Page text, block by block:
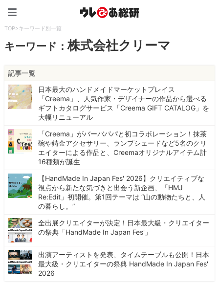
TOP>キーワード別一覧
キーワード：株式会社クリーマ
記事一覧
日本最大のハンドメイドマーケットプレイス
「Creema」、人気作家・デザイナーの作品から選べる
ギフトカタログサービス「Creema GIFT CATALOG」を
大幅リニューアル
「Creema」がバーバパパと初コラボレーション！抹茶
碗や鋳金アクセサリー、ランプシェードなど5名のクリ
エイターによる作品と、Creemaオリジナルアイテム計
16種類が誕生
【HandMade In Japan Fes' 2026】クリエイティブな
視点から新たな気づきと出会う新企画、「HMJ
Re:Edit」初開催。第1回テーマは “山の動物たちと、人
の暮らし。”
全出展クリエイターが決定！日本最大級・クリエイター
の祭典「HandMade In Japan Fes'」
出演アーティストを発表、タイムテーブルも公開！日本
最大級・クリエイターの祭典 HandMade In Japan Fes'
2026